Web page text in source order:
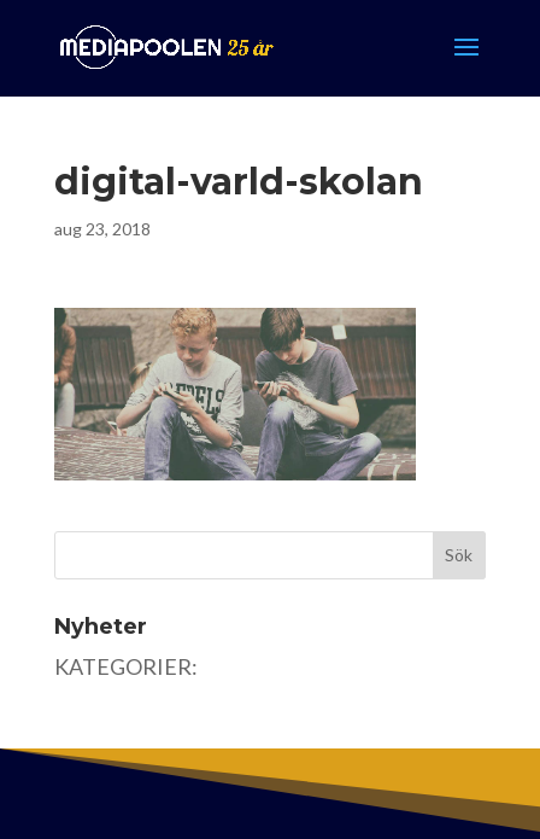
digital-varld-skolan
aug 23, 2018
Nyheter
KATEGORIER: